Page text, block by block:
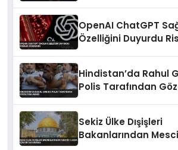
OpenAI ChatGPT
Özelliğini Duyurdu
Hindistan’da Rahul
Polis Tarafından
Sekiz Ülke Dışişleri
Bakanlarından